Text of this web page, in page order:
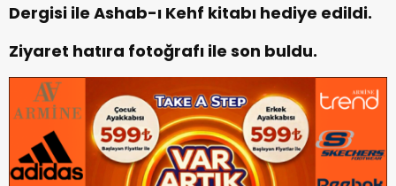
Dergisi ile Ashab-ı Kehf kitabı hediye edildi.
Ziyaret hatıra fotoğrafı ile son buldu.